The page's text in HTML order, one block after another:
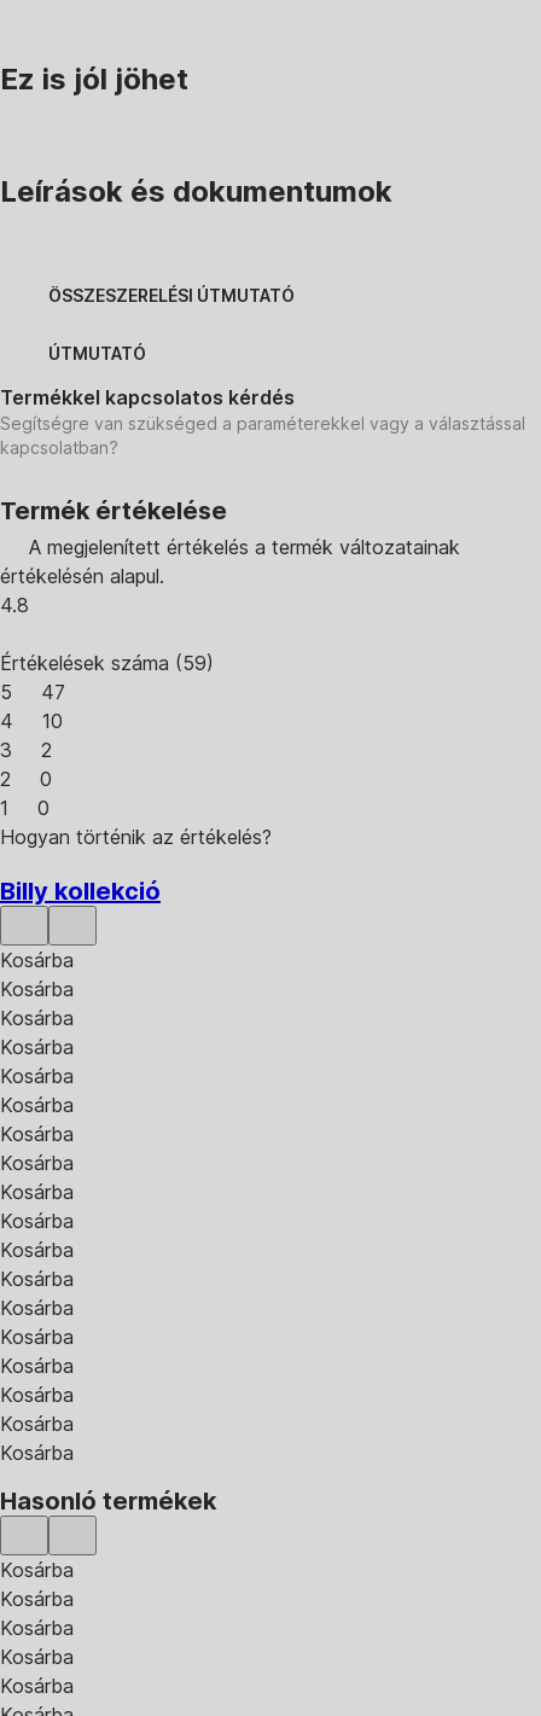
Ez is jól jöhet
Leírások és dokumentumok
ÖSSZESZERELÉSI ÚTMUTATÓ
ÚTMUTATÓ
Termékkel kapcsolatos kérdés
Segítségre van szükséged a paraméterekkel vagy a választással
kapcsolatban?
Termék értékelése
A megjelenített értékelés a termék változatainak
értékelésén alapul.
4.8
Értékelések száma (59)
5
47
4
10
3
2
2
0
1
0
Hogyan történik az értékelés?
Billy kollekció
Kosárba
Kosárba
Kosárba
Kosárba
Kosárba
Kosárba
Kosárba
Kosárba
Kosárba
Kosárba
Kosárba
Kosárba
Kosárba
Kosárba
Kosárba
Kosárba
Kosárba
Kosárba
Hasonló termékek
Kosárba
Kosárba
Kosárba
Kosárba
Kosárba